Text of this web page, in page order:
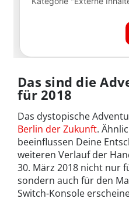
Das sind die
für 2018
Das dystopische
Berlin der Zukunft.
beeinflussen Deine
weiteren Verlauf der
30. März 2018 nicht nur
sondern auch für den
Switch-Konsole